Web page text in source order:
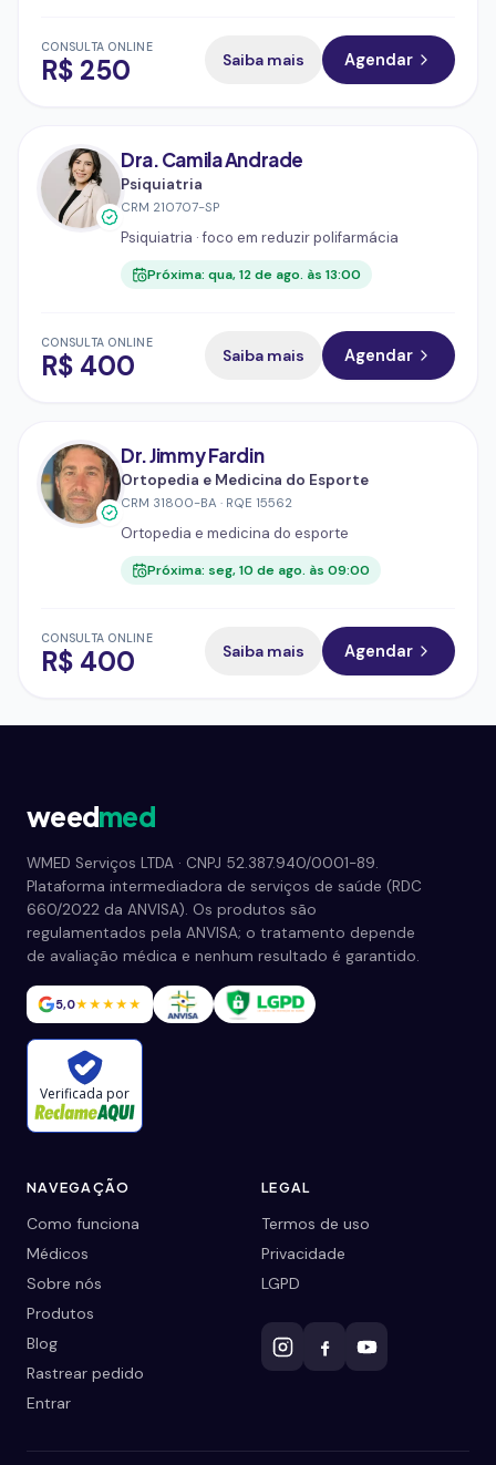
CONSULTA ONLINE
R$ 250 Saiba mais Agendar
Dra. Camila Andrade
Psiquiatria
CRM 210707-SP
Psiquiatria · foco em reduzir polifarmácia
Próxima: qua, 12 de ago. às 13:00
CONSULTA ONLINE
R$ 400 Saiba mais Agendar
Dr. Jimmy Fardin
Ortopedia e Medicina do Esporte
CRM 31800-BA · RQE 15562
Ortopedia e medicina do esporte
Próxima: seg, 10 de ago. às 09:00
CONSULTA ONLINE
R$ 400 Saiba mais Agendar
weedmed
WMED Serviços LTDA · CNPJ 52.387.940/0001-89.
Plataforma intermediadora de serviços de saúde (RDC
660/2022 da ANVISA). Os produtos são
regulamentados pela ANVISA; o tratamento depende
de avaliação médica e nenhum resultado é garantido.
5,0★★★★★
Verificada por
NAVEGAÇÃO
Como funciona
Médicos
Sobre nós
Produtos
Blog
Rastrear pedido
Entrar
LEGAL
Termos de uso
Privacidade
LGPD